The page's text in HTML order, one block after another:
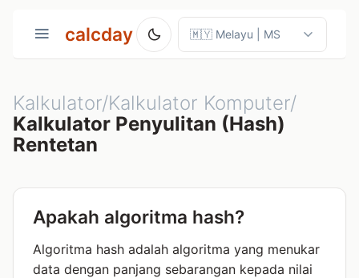
calcday
Kalkulator/Kalkulator Komputer/
Kalkulator Penyulitan (Hash)
Rentetan
Apakah algoritma hash?
Algoritma hash adalah algoritma yang menukar
data dengan panjang sebarangan kepada nilai